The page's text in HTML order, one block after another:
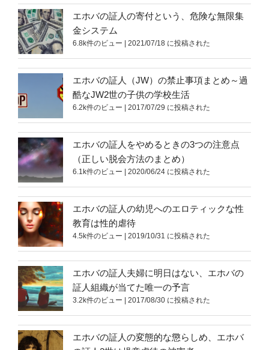
エホバの証人の寄付という、危険な無限集
金システム
6.8k件のビュー | 2021/07/18 に投稿された
エホバの証人（JW）の禁止事項まとめ～過
酷なJW2世の子供の学校生活
6.2k件のビュー | 2017/07/29 に投稿された
エホバの証人をやめるときの3つの注意点
（正しい脱会方法のまとめ）
6.1k件のビュー | 2020/06/24 に投稿された
エホバの証人の幼児へのエロティックな性
教育は性的虐待
4.5k件のビュー | 2019/10/31 に投稿された
エホバの証人夫婦に明日はない、エホバの
証人組織が当てた唯一の予言
3.2k件のビュー | 2017/08/30 に投稿された
エホバの証人の変態的な懲らしめ、エホバ